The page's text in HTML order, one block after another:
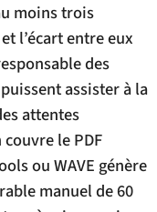
moins trois
l’écart entre eux
des
assister à la
attentes
le PDF
ou WAVE génère
manuel de 60